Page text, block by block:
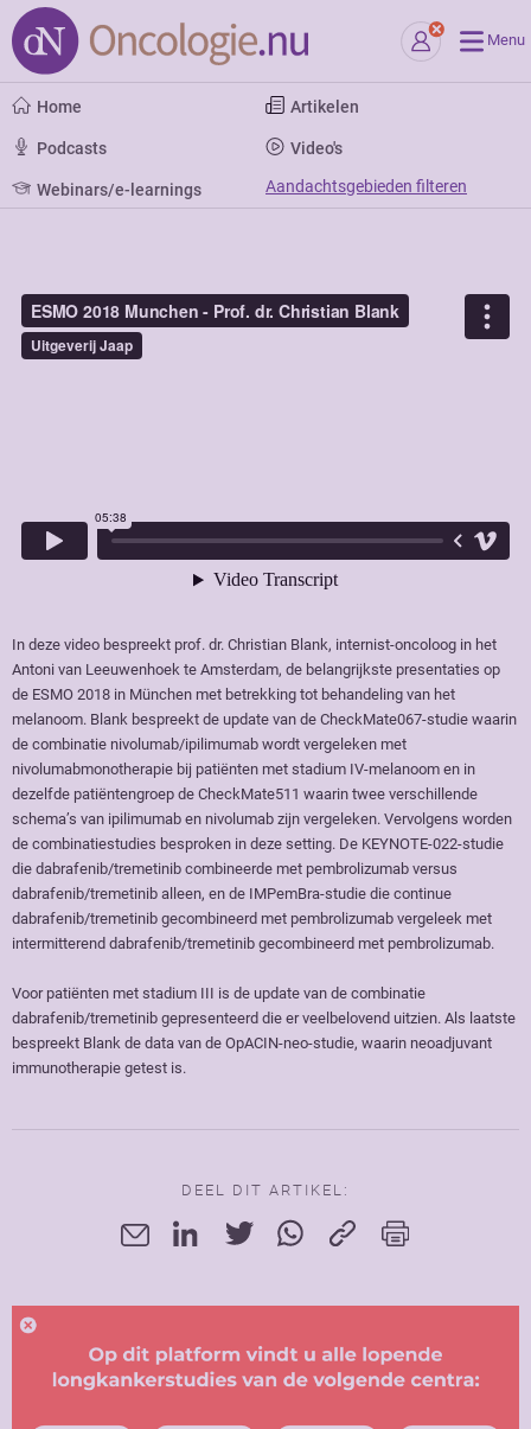
Menu
Home Artikelen
Podcasts Video's
Webinars/e-learnings Aandachtsgebieden filteren
In deze video bespreekt prof. dr. Christian Blank, internist-oncoloog in het
Antoni van Leeuwenhoek te Amsterdam, de belangrijkste presentaties op
de ESMO 2018 in München met betrekking tot behandeling van het
melanoom. Blank bespreekt de update van de CheckMate067-studie waarin
de combinatie nivolumab/ipilimumab wordt vergeleken met
nivolumabmonotherapie bij patiënten met stadium IV-melanoom en in
dezelfde patiëntengroep de CheckMate511 waarin twee verschillende
schema’s van ipilimumab en nivolumab zijn vergeleken. Vervolgens worden
de combinatiestudies besproken in deze setting. De KEYNOTE-022-studie
die dabrafenib/tremetinib combineerde met pembrolizumab versus
dabrafenib/tremetinib alleen, en de IMPemBra-studie die continue
dabrafenib/tremetinib gecombineerd met pembrolizumab vergeleek met
intermitterend dabrafenib/tremetinib gecombineerd met pembrolizumab.
Voor patiënten met stadium III is de update van de combinatie
dabrafenib/tremetinib gepresenteerd die er veelbelovend uitzien. Als laatste
bespreekt Blank de data van de OpACIN-neo-studie, waarin neoadjuvant
immunotherapie getest is.
DEEL DIT ARTIKEL: